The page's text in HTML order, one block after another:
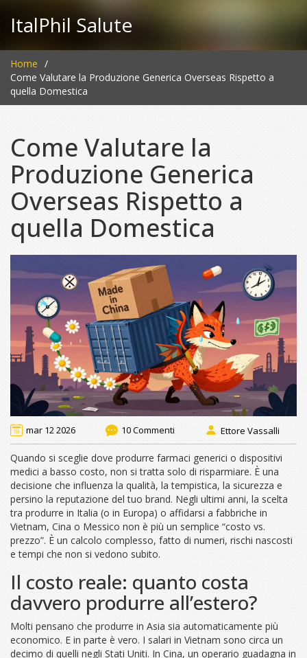
ItalPhil Salute
Home
Come Valutare la Produzione Generica Overseas Rispetto a
quella Domestica
Come Valutare la
Produzione Generica
Overseas Rispetto a
quella Domestica
mar 12 2026 10 Commenti Ettore Vassalli
Quando si sceglie dove produrre farmaci generici o dispositivi
medici a basso costo, non si tratta solo di risparmiare. È una
decisione che influenza la qualità, la tempistica, la sicurezza e
persino la reputazione del tuo brand. Negli ultimi anni, la scelta
tra produrre in Italia (o in Europa) o affidarsi a fabbriche in
Vietnam, Cina o Messico non è più un semplice “costo vs.
prezzo”. È un calcolo complesso, fatto di numeri, rischi nascosti
e tempi che non si vedono subito.
Il costo reale: quanto costa
davvero produrre all’estero?
Molti pensano che produrre in Asia sia automaticamente più
economico. E in parte è vero. I salari in Vietnam sono circa un
decimo di quelli negli Stati Uniti. In Cina, un operario guadagna in